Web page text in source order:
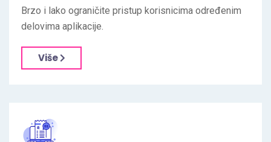
Brzo i lako ograničite pristup korisnicima određenim
delovima aplikacije.
Više